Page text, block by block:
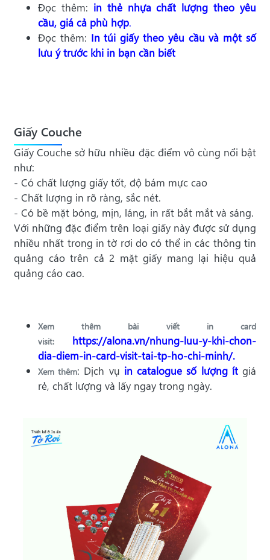
Đọc thêm: in thẻ nhựa chất lượng theo yêu
cầu, giá cả phù hợp.
Đọc thêm: In túi giấy theo yêu cầu và một số
lưu ý trước khi in bạn cần biết
Giấy Couche
Giấy Couche sở hữu nhiều đặc điểm vô cùng nổi bật
như:
- Có chất lượng giấy tốt, độ bám mực cao
- Chất lượng in rõ ràng, sắc nét.
- Có bề mặt bóng, mịn, láng, in rất bắt mắt và sáng.
Với những đặc điểm trên loại giấy này được sử dụng
nhiều nhất trong in tờ rơi do có thể in các thông tin
quảng cáo trên cả 2 mặt giấy mang lại hiệu quả
quảng cáo cao.
Xem thêm bài viết in card
visit:
https://alona.vn/nhung-luu-y-khi-chon-
dia-diem-in-card-visit-tai-tp-ho-chi-minh/.
Xem thêm: Dịch vụ in catalogue số lượng ítgiá
rẻ, chất lượng và lấy ngay trong ngày.